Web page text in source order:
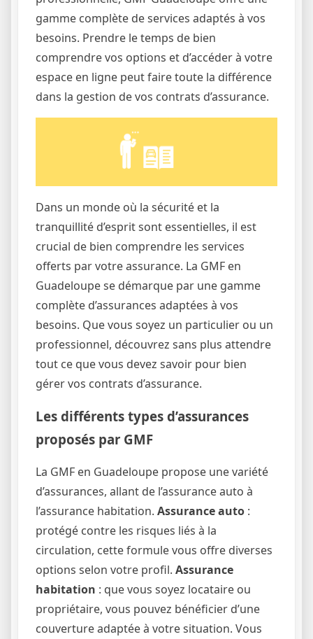
gamme complète de services adaptés à vos
besoins. Prendre le temps de bien
comprendre vos options et d’accéder à votre
espace en ligne peut faire toute la différence
dans la gestion de vos contrats d’assurance.
Dans un monde où la sécurité et la
tranquillité d’esprit sont essentielles, il est
crucial de bien comprendre les services
offerts par votre assurance. La GMF en
Guadeloupe se démarque par une gamme
complète d’assurances adaptées à vos
besoins. Que vous soyez un particulier ou un
professionnel, découvrez sans plus attendre
tout ce que vous devez savoir pour bien
gérer vos contrats d’assurance.
Les différents types d’assurances
proposés par GMF
La GMF en Guadeloupe propose une variété
d’assurances, allant de l’assurance auto à
l’assurance habitation. Assurance auto :
protégé contre les risques liés à la
circulation, cette formule vous offre diverses
options selon votre profil. Assurance
habitation : que vous soyez locataire ou
propriétaire, vous pouvez bénéficier d’une
couverture adaptée à votre situation. Vous